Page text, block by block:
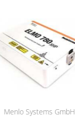
Menlo Systems GmbH